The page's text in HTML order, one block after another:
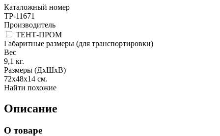
Каталожный номер
TP-11671
Производитель
ТЕНТ-ПРОМ
Габаритные размеры (для транспортировки)
Вес
9,1 кг.
Размеры (ДхШхВ)
72x48x14 см.
Найти похожие
Описание
О товаре